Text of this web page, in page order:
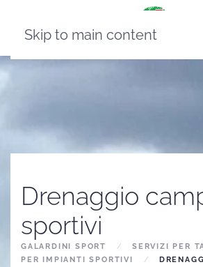
Skip to main content
Drenaggio
sportivi
GALARDINI SPORT
SERVIZI PER
PER IMPIANTI SPORTIVI